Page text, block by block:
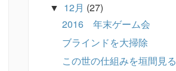
▼ 12月 (27)
2016 年末ゲーム会
ブラインドを大掃除
この世の仕組みを垣間見る